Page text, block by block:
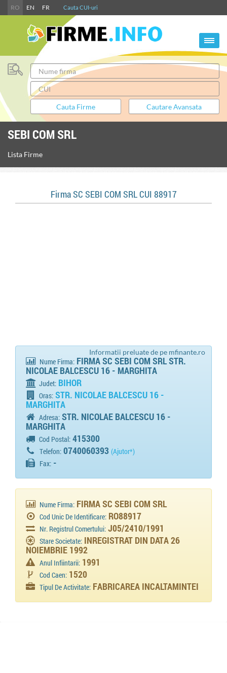
RO EN FR Cauta CUI-uri
SEBI COM SRL
Lista Firme
Firma SC SEBI COM SRL CUI 88917
Informatii preluate de pe mfinante.ro
Nume Firma: FIRMA SC SEBI COM SRL STR.
NICOLAE BALCESCU 16 - MARGHITA
Judet: BIHOR
Oras: STR. NICOLAE BALCESCU 16 -
MARGHITA
Adresa: STR. NICOLAE BALCESCU 16 -
MARGHITA
Cod Postal: 415300
Telefon: 0740060393(Ajutor*)
Fax: -
Nume Firma: FIRMA SC SEBI COM SRL
Cod Unic De Identificare: RO88917
Nr. Registrul Comertului: J05/2410/1991
Stare Societate: INREGISTRAT DIN DATA 26
NOIEMBRIE 1992
Anul Infiintarii: 1991
Cod Caen: 1520
Tipul De Activitate: FABRICAREA INCALTAMINTEI